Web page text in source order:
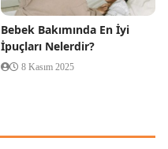
Bebek Bakımında En İyi
İpuçları Nelerdir?
8 Kasım 2025